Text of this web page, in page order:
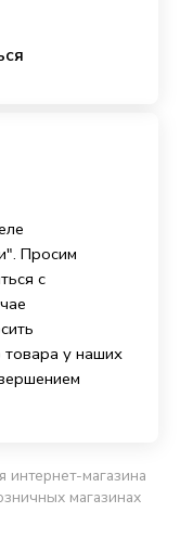
Просим
с
у наших
интернет-магазина
магазинах